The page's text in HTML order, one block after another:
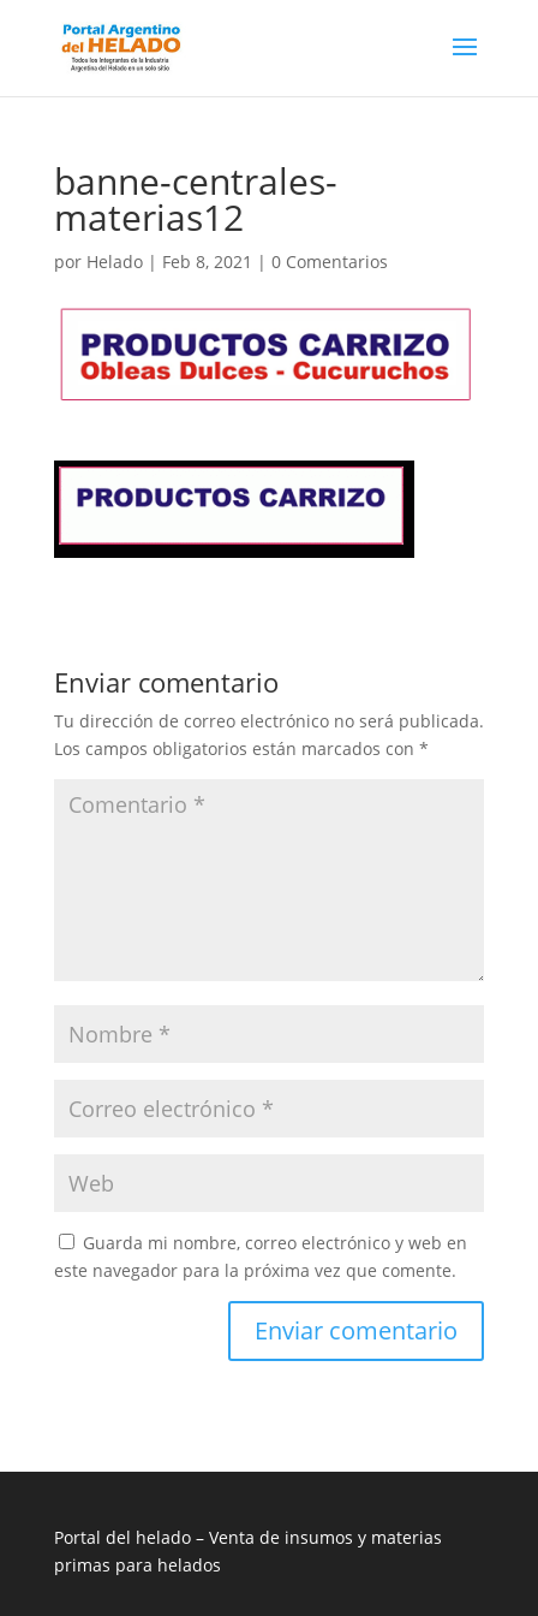
banne-centrales-
materias12
por Helado| Feb 8, 2021 | 0 Comentarios
Enviar comentario
Tu dirección de correo electrónico no será publicada.
Los campos obligatorios están marcados con *
Guarda mi nombre, correo electrónico y web en
este navegador para la próxima vez que comente.
Portal del helado – Venta de insumos y materias
primas para helados